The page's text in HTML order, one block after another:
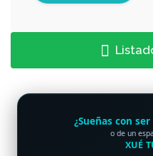
¿Sueñas con
o de un
XUÉ